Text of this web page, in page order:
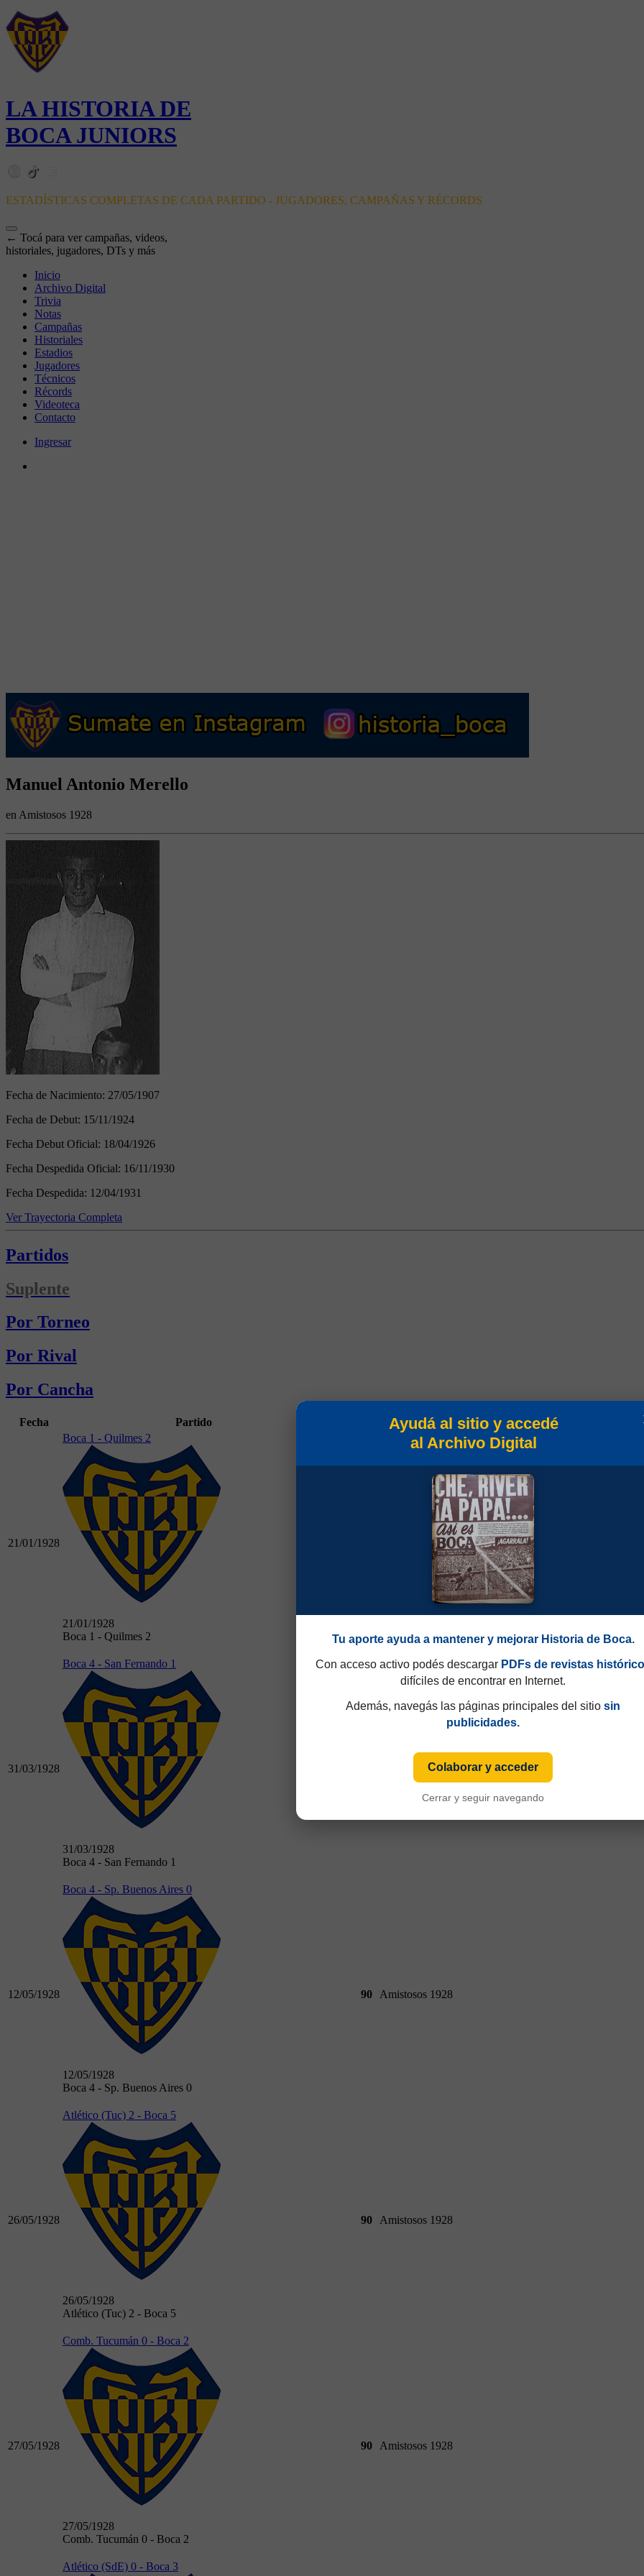
LA HISTORIA DE
BOCA JUNIORS
ESTADÍSTICAS COMPLETAS DE CADA PARTIDO - JUGADORES, CAMPAÑAS Y RÉCORDS
← Tocá para ver campañas, videos,
historiales, jugadores, DTs y más
Inicio
Archivo Digital
Trivia
Notas
Campañas
Historiales
Estadios
Jugadores
Técnicos
Récords
Videoteca
Contacto
Ingresar
Manuel Antonio Merello
en Amistosos 1928
Fecha de Nacimiento: 27/05/1907
Fecha de Debut: 15/11/1924
Fecha Debut Oficial: 18/04/1926
Fecha Despedida Oficial: 16/11/1930
Fecha Despedida: 12/04/1931
Ver Trayectoria Completa
Partidos
Suplente
Por Torneo
Por Rival
Por Cancha
Fecha Partido Campeonato
21/01/1928
Boca 1 - Quilmes 2
21/01/1928
Boca 1 - Quilmes 2
Amistosos 1928
31/03/1928
Boca 4 - San Fernando 1
31/03/1928
Boca 4 - San Fernando 1
Amistosos 1928
12/05/1928
Boca 4 - Sp. Buenos Aires 0
12/05/1928
Boca 4 - Sp. Buenos Aires 0
90 Amistosos 1928
26/05/1928
Atlético (Tuc) 2 - Boca 5
26/05/1928
Atlético (Tuc) 2 - Boca 5
90 Amistosos 1928
27/05/1928
Comb. Tucumán 0 - Boca 2
27/05/1928
Comb. Tucumán 0 - Boca 2
90 Amistosos 1928
Atlético (SdE) 0 - Boca 3
Ayudá al sitio y accedé
al Archivo Digital
Tu aporte ayuda a mantener y mejorar Historia de Boca.
Con acceso activo podés descargar PDFs de revistas
difíciles de encontrar en Internet.
Además, navegás las páginas principales del sitio sin
publicidades.
Colaborar y acceder
Cerrar y seguir navegando